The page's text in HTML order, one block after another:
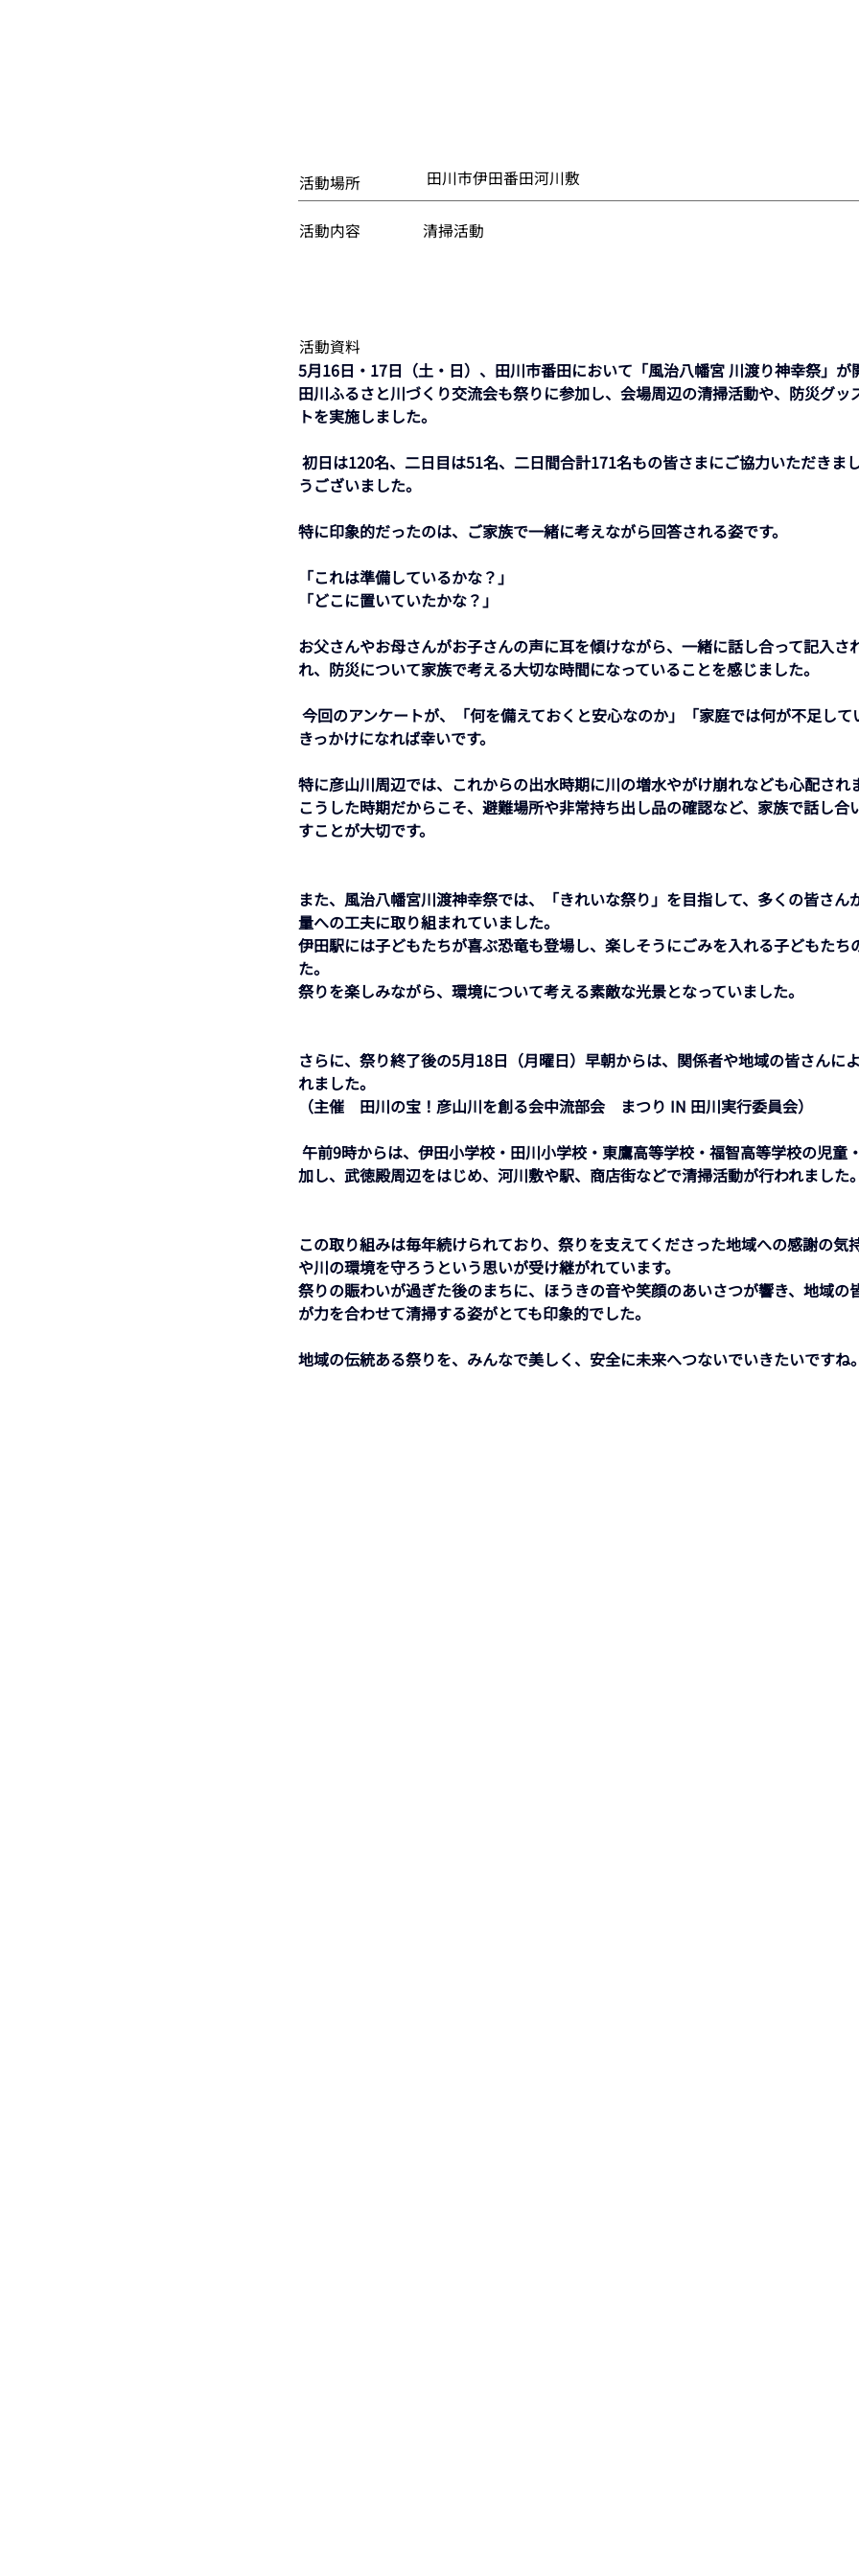
活動場所 田川市伊田番田河川敷
活動内容 清掃活動
活動資料
5月16日・17日（土・日）、田川市番田において「風治八幡宮 川渡り神幸祭」が
田川ふるさと川づくり交流会も祭りに参加し、会場周辺の清掃活動や、防災グッ
トを実施しました。
うございました。
特に印象的だったのは、ご家族で一緒に考えながら回答される姿です。
「これは準備しているかな？」
「どこに置いていたかな？」
お父さんやお母さんがお子さんの声に耳を傾けながら、一緒に話し合って記入さ
れ、防災について家族で考える大切な時間になっていることを感じました。
きっかけになれば幸いです。
特に彦山川周辺では、これからの出水時期に川の増水やがけ崩れなども心配され
こうした時期だからこそ、避難場所や非常持ち出し品の確認など、家族で話し合
すことが大切です。
また、風治八幡宮川渡神幸祭では、「きれいな祭り」を目指して、多くの皆さん
量への工夫に取り組まれていました。
伊田駅には子どもたちが喜ぶ恐竜も登場し、楽しそうにごみを入れる子どもたち
た。
祭りを楽しみながら、環境について考える素敵な光景となっていました。
さらに、祭り終了後の5月18日（月曜日）早朝からは、関係者や地域の皆さんに
れました。
（主催　田川の宝！彦山川を創る会中流部会　まつり IN 田川実行委員会）
加し、武徳殿周辺をはじめ、河川敷や駅、商店街などで清掃活動が行われました。
この取り組みは毎年続けられており、祭りを支えてくださった地域への感謝の気
や川の環境を守ろうという思いが受け継がれています。
祭りの賑わいが過ぎた後のまちに、ほうきの音や笑顔のあいさつが響き、地域の
が力を合わせて清掃する姿がとても印象的でした。
地域の伝統ある祭りを、みんなで美しく、安全に未来へつないでいきたいですね。